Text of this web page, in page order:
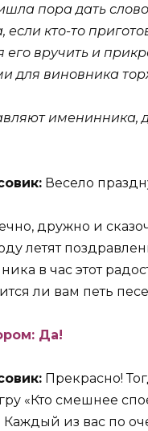
пора дать
кто-то
вручить и
для виновника
именинника,
Весело
дружно и
летят
в час этот
ли вам петь
Да!
Прекрасно!
«Кто смешнее
Каждый из вас по